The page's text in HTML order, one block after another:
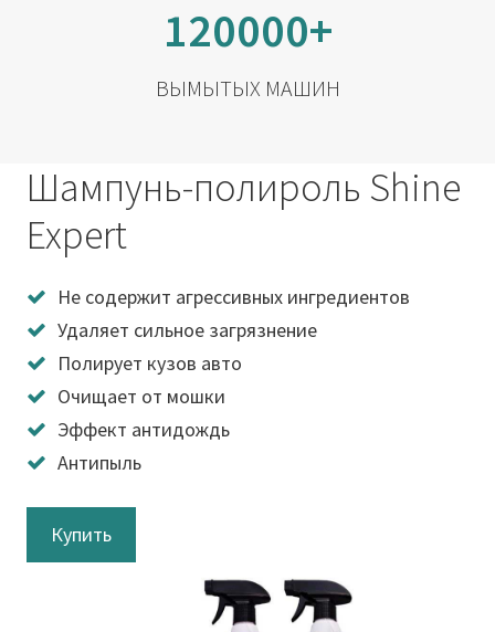
120000+
ВЫМЫТЫХ МАШИН
Шампунь-полироль Shine
Expert
Не содержит агрессивных ингредиентов
Удаляет сильное загрязнение
Полирует кузов авто
Очищает от мошки
Эффект антидождь
Антипыль
Купить